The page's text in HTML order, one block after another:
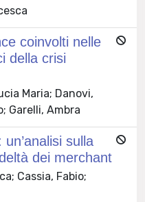
coinvolti nelle
della crisi
Maria; Danovi,
Garelli, Ambra
sulla
dei merchant
Cassia, Fabio;